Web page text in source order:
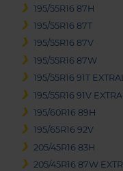
195/55R16 87H
195/55R16 87T
195/55R16 87V
195/55R16 87W
195/55R16 91T
195/55R16 91V
195/60R16 89H
195/65R16 92V
205/45R16 83H
205/45R16 87W